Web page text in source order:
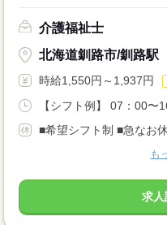
介護福祉士
北海道釧路市/釧路駅
時給1,550円～1,937円
【シフト例】 07：00
■希望シフト制 ■急なお
も
求人